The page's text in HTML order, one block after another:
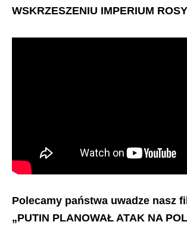
WSKRZESZENIU IMPERIUM
Polecamy państwa uwadze nasz
„PUTIN PLANOWAŁ ATAK NA